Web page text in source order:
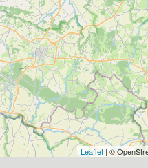
Leaflet| ©